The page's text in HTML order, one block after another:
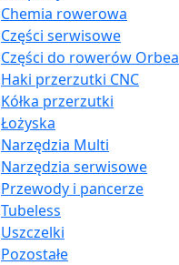
Chemia rowerowa
Części serwisowe
Części do rowerów Orbea
Haki przerzutki CNC
Kółka przerzutki
Łożyska
Narzędzia Multi
Narzędzia serwisowe
Przewody i pancerze
Tubeless
Uszczelki
Pozostałe